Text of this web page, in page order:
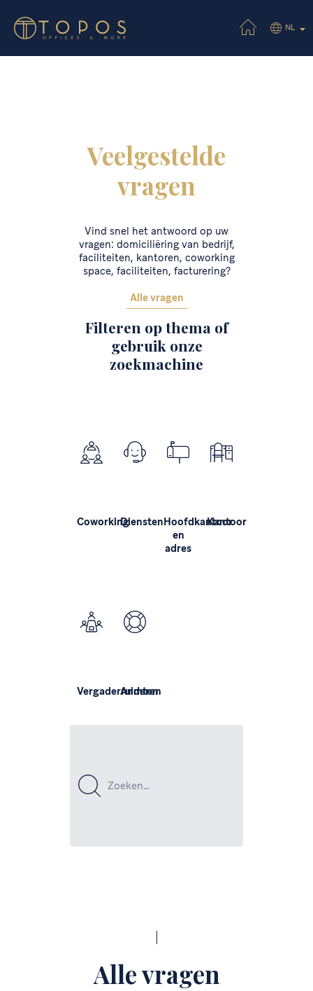
NL
Veelgestelde
vragen
Vind snel het antwoord op uw
vragen: domiciliëring van bedrijf,
faciliteiten, kantoren, coworking
space, faciliteiten, facturering?
Alle vragen
Filteren op thema of
gebruik onze
zoekmachine
CoworkingDienstenHoofdkantoor
en
adres
Kantoor
Vergaderruimten
Anderen
Alle vragen